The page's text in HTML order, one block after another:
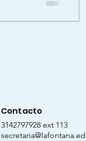
Contacto
3142797928 ext 113